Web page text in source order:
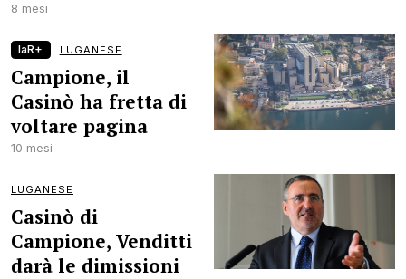
8 mesi
laR+ LUGANESE
Campione, il
Casinò ha fretta di
voltare pagina
10 mesi
LUGANESE
Casinò di
Campione, Venditti
darà le dimissioni